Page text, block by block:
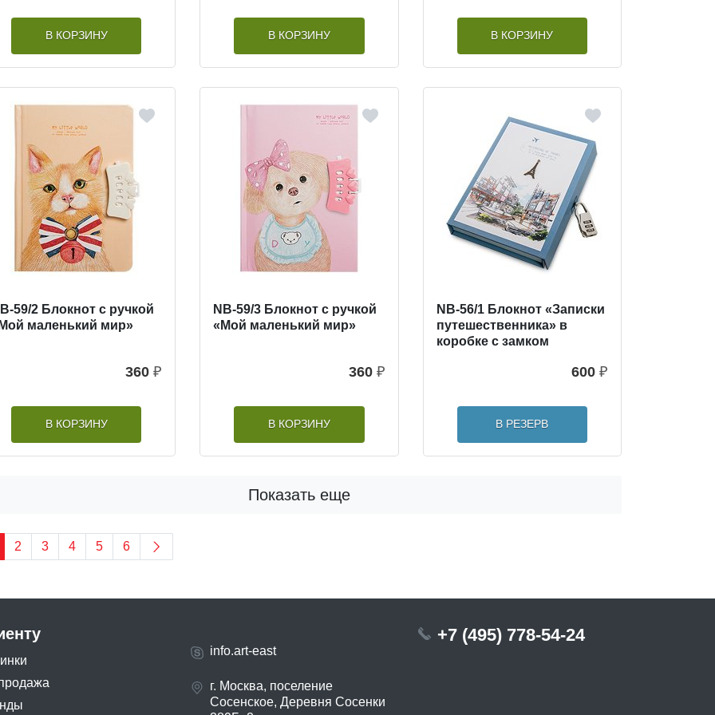
В КОРЗИНУ В КОРЗИНУ В КОРЗИНУ
59/2 Блокнот с ручкой
маленький мир»
360 ₽
В КОРЗИНУ
NB-59/3 Блокнот с ручкой
«Мой маленький мир»
360 ₽
В КОРЗИНУ
NB-56/1 Блокнот «Записки
путешественника» в
коробке с замком
600 ₽
В РЕЗЕРВ
Показать еще
2 3 4 5 6
info.art-east
г. Москва, поселение
Сосенское, Деревня Сосенки
+7 (495) 778-54-24